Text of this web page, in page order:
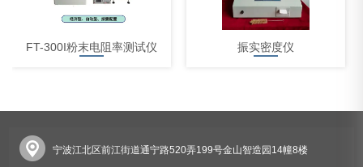
FT-300I粉末电阻率测试仪 振实密度仪
宁波江北区前江街道通宁路520弄199号金山智造园14幢8楼